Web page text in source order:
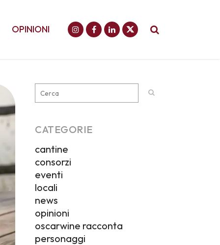
OPINIONI
CATEGORIE
cantine
consorzi
eventi
locali
news
opinioni
oscarwine racconta
personaggi